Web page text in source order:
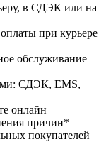
в СДЭК или на
при курьере
обслуживание
СДЭК, EMS,
онлайн
причин*
покупателей